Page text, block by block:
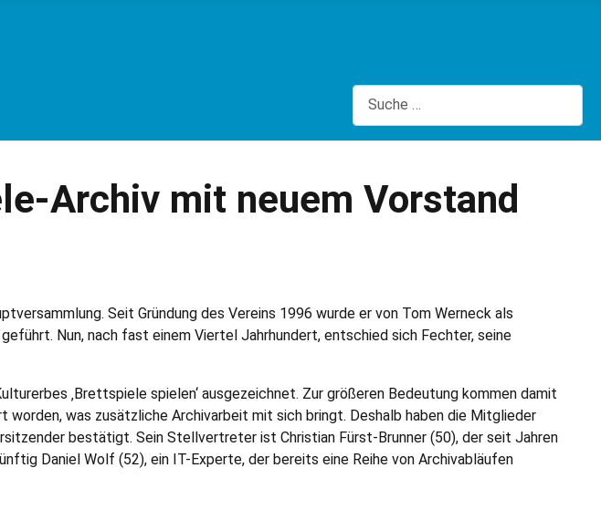
Suchen
Archiv mit neuem Vorstand
Seit Gründung des Vereins 1996 wurde er von Tom Werneck als
Nun, nach fast einem Viertel Jahrhundert, entschied sich Fechter, seine
‚Brettspiele spielen‘ ausgezeichnet. Zur größeren Bedeutung kommen damit
was zusätzliche Archivarbeit mit sich bringt. Deshalb haben die Mitglieder
bestätigt. Sein Stellvertreter ist Christian Fürst-Brunner (50), der seit Jahren
Daniel Wolf (52), ein IT-Experte, der bereits eine Reihe von Archivabläufen